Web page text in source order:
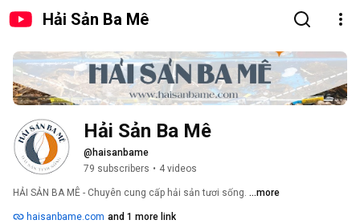
Hải Sản Ba Mê
@haisanbame
79 subscribers • 4 videos
HẢI SẢN BA MÊ - Chuyên cung cấp hải sản tươi sống. ...more
haisanbame.com and 1 more link